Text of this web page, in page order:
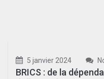
5 janvier 2024
BRICS : de la